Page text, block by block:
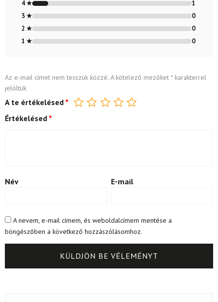
4 ★
1
3 ★
0
2 ★
0
1 ★
0
Az e-mail címet nem tesszük közzé. A kötelező mezőket *karakterrel
jelöltük
A te értékelésed *
Értékelésed *
Név E-mail
A nevem, e-mail címem, és weboldalcímem mentése a
böngészőben a következő hozzászólásomhoz.